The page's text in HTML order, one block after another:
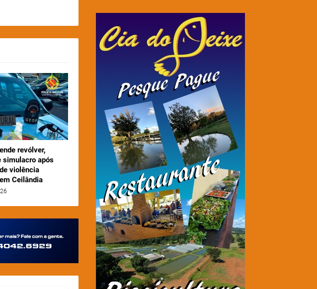
revólver,
simulacro após
violência
Ceilândia